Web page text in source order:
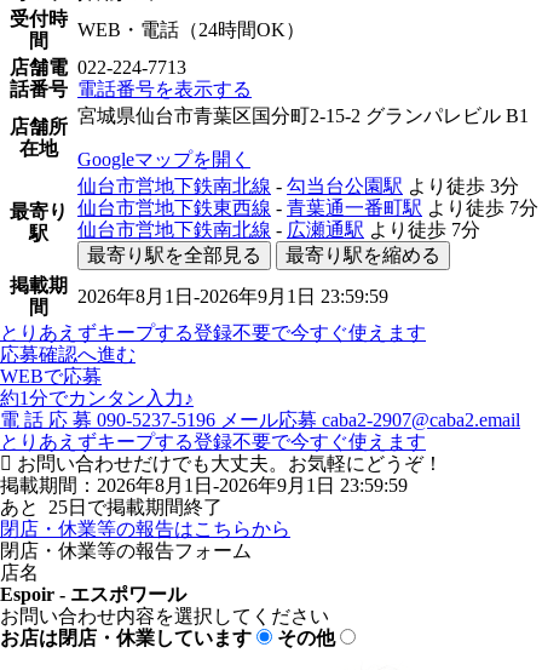
受付時
間
WEB・電話（24時間OK）
店舗電
話番号
022-224-7713
電話番号を表示する
店舗所
在地
宮城県仙台市青葉区国分町2-15-2 グランパレビル B1
Googleマップを開く
最寄り
駅
仙台市営地下鉄南北線 - 勾当台公園駅 より徒歩 3分
仙台市営地下鉄東西線 - 青葉通一番町駅 より徒歩 7分
仙台市営地下鉄南北線 - 広瀬通駅 より徒歩 7分
最寄り駅を全部見る
最寄り駅を縮める
掲載期
間
2026年8月1日-2026年9月1日 23:59:59
とりあえずキープする登録不要で今すぐ使えます
応募確認へ進む
WEBで応募
約1分でカンタン入力♪
電 話 応 募 090-5237-5196 メール応募 caba2-2907@caba2.email
とりあえずキープする登録不要で今すぐ使えます
お問い合わせだけでも大丈夫。お気軽にどうぞ！
掲載期間：2026年8月1日-2026年9月1日 23:59:59
あと 25日で掲載期間終了
閉店・休業等の報告はこちらから
閉店・休業等の報告フォーム
店名
Espoir - エスポワール
お問い合わせ内容を選択してください
お店は閉店・休業しています
その他